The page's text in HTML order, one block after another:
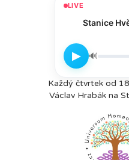
LIVE
Stanice
▶ 🔊
Každý čtvrtek od
Václav Hrabák na